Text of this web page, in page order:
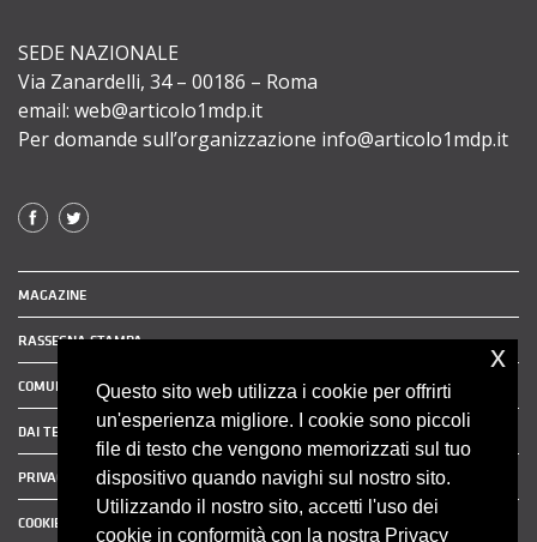
SEDE NAZIONALE
Via Zanardelli, 34 – 00186 – Roma
email: web@articolo1mdp.it
Per domande sull’organizzazione info@articolo1mdp.it
MAGAZINE
RASSEGNA STAMPA
COMUNICATI STAMPA
DAI TERRITORI
PRIVACY POLICY
COOKIE POLICY
Questo sito web utilizza i cookie per offrirti
un'esperienza migliore. I cookie sono piccoli
file di testo che vengono memorizzati sul tuo
dispositivo quando navighi sul nostro sito.
Utilizzando il nostro sito, accetti l'uso dei
cookie in conformità con la nostra Privacy
x